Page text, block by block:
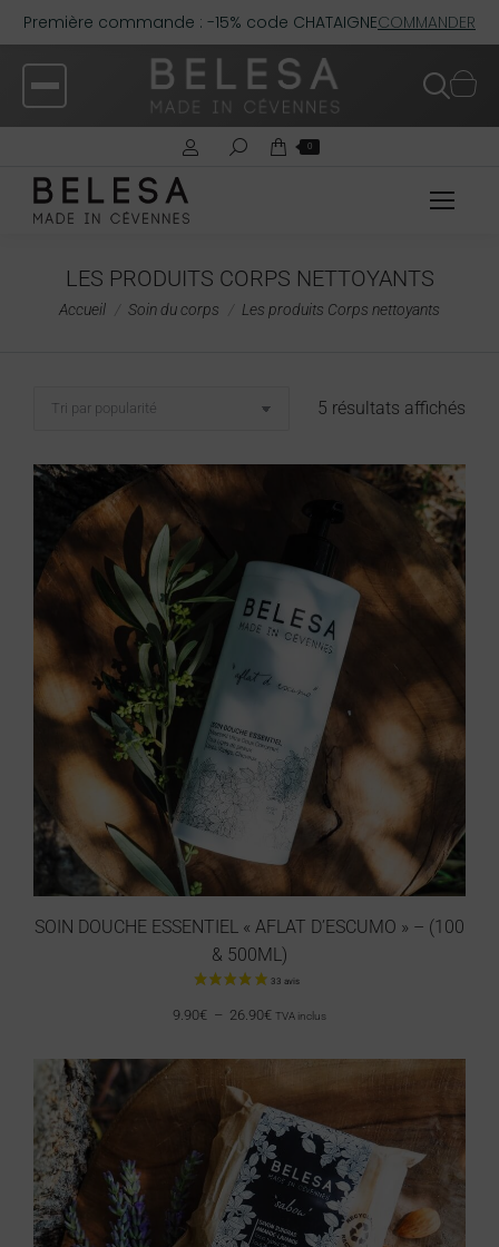
Première commande : -15% code CHATAIGNECOMMANDER
0
LES PRODUITS CORPS NETTOYANTS
Vous êtes ici :
Accueil Soin du corps Les produits Corps nettoyants
5 résultats affichés
SOIN DOUCHE ESSENTIEL « AFLAT D’ESCUMO » – (100
& 500ML)
9.90€ – 26.90€ TVA inclus